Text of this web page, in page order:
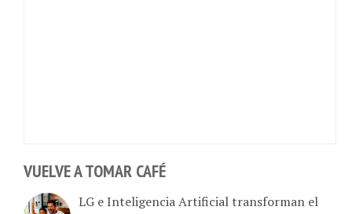
VUELVE A TOMAR CAFÉ
LG e Inteligencia Artificial transforman el